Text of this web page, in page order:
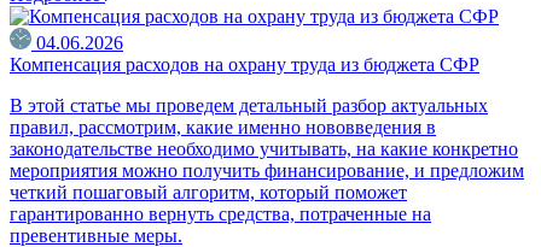
04.06.2026
Компенсация расходов на охрану труда из бюджета СФР
В этой статье мы проведем детальный разбор актуальных
правил, рассмотрим, какие именно нововведения в
законодательстве необходимо учитывать, на какие конкретно
мероприятия можно получить финансирование, и предложим
четкий пошаговый алгоритм, который поможет
гарантированно вернуть средства, потраченные на
превентивные меры.